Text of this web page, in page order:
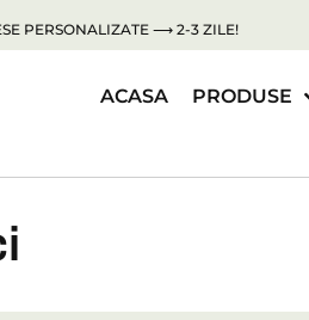
PERSONALIZATE ⟶ 2-3 ZILE!
ACASA PRODUSE